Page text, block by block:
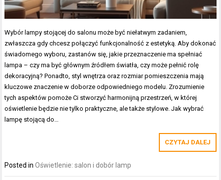
Wybór lampy stojącej do salonu może być niełatwym zadaniem,
zwłaszcza gdy chcesz połączyć funkcjonalność z estetyką. Aby dokonać
świadomego wyboru, zastanów się, jakie przeznaczenie ma spełniać
lampa – czy ma być głównym źródłem światła, czy może pełnić rolę
dekoracyjną? Ponadto, styl wnętrza oraz rozmiar pomieszczenia mają
kluczowe znaczenie w doborze odpowiedniego modelu. Zrozumienie
tych aspektów pomoże Ci stworzyć harmonijną przestrzeń, w której
oświetlenie będzie nie tylko praktyczne, ale także stylowe. Jak wybrać
lampę stojącą do…
CZYTAJ DALEJ
Posted inOświetlenie: salon i dobór lamp